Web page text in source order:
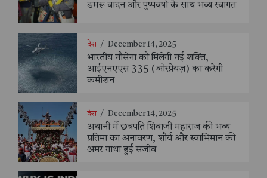
डमरू वादन और पुष्पवर्षा के साथ भव्य स्वागत
देश / December 14, 2025
भारतीय नौसेना को मिलेगी नई शक्ति,
आईएनएएस 335 (ओस्प्रेयज़) का करेगी
कमीशन
देश / December 14, 2025
अथानी में छत्रपति शिवाजी महाराज की भव्य
प्रतिमा का अनावरण, शौर्य और स्वाभिमान की
अमर गाथा हुई सजीव